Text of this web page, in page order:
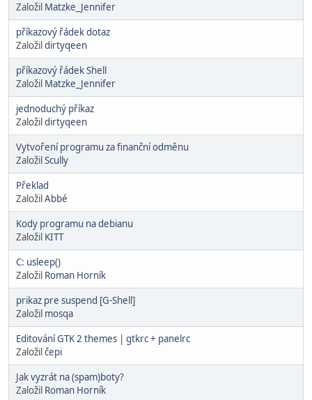
Založil Matzke_Jennifer
příkazový řádek dotaz
Založildirtyqeen
příkazový řádek Shell
Založil Matzke_Jennifer
jednoduchý příkaz
Založildirtyqeen
Vytvoření programu za finanční odměnu
ZaložilScully
Překlad
ZaložilAbbé
Kody programu na debianu
Založil KITT
C: usleep()
Založil Roman Horník
prikaz pre suspend [G-Shell]
Založil mosqa
Editování GTK 2 themes | gtkrc + panelrc
Založilčepi
Jak vyzrát na (spam)boty?
Založil Roman Horník